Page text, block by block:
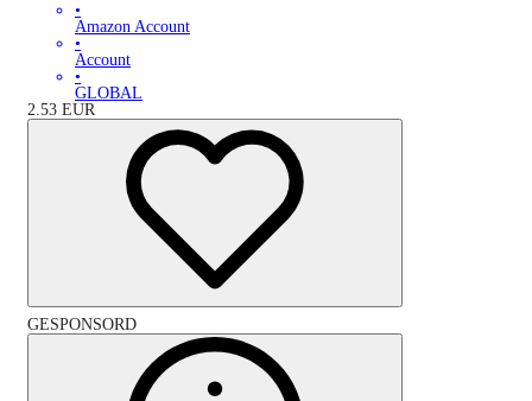
•
Amazon Account
•
Account
•
GLOBAL
2.53 EUR
GESPONSORD